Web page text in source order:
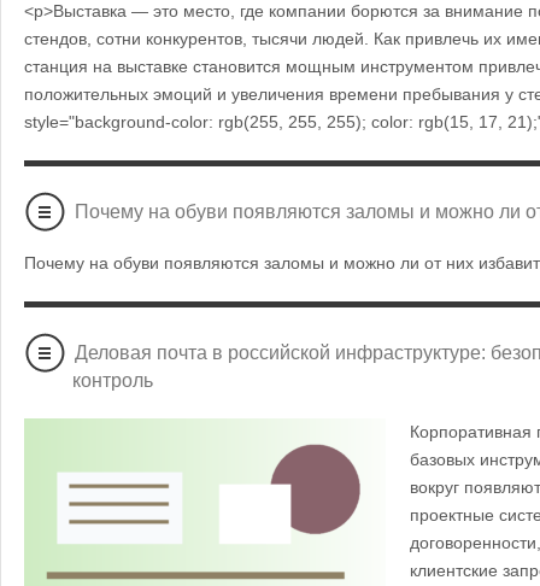
<p>Выставка — это место, где компании борются за внимание
стендов, сотни конкурентов, тысячи людей. Как привлечь их
станция на выставке становится мощным инструментом
положительных эмоций и увеличения времени пребывания у
style="background-color: rgb(255, 255, 255); color: rgb(15, 17,
Почему на обуви появляются заломы и можно ли
Почему на обуви появляются заломы и можно ли от них
Деловая почта в российской инфраструктуре:
контроль
Корпоративная
базовых
вокруг
проектные
клиентские